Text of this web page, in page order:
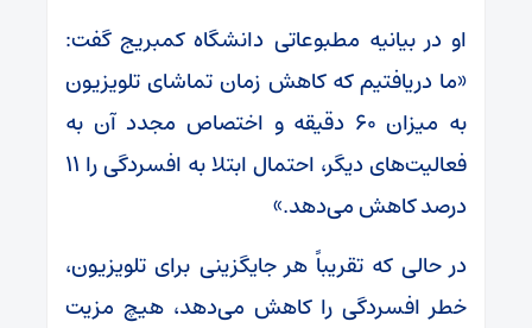
او در بیانیه مطبوعاتی دانشگاه کمبریج گفت:
«ما دریافتیم که کاهش زمان تماشای تلویزیون
به میزان ۶۰ دقیقه و اختصاص مجدد آن به
فعالیت‌های دیگر، احتمال ابتلا به افسردگی را ۱۱
درصد کاهش می‌دهد.»
در حالی که تقریباً هر جایگزینی برای تلویزیون،
خطر افسردگی را کاهش می‌دهد، هیچ مزیت